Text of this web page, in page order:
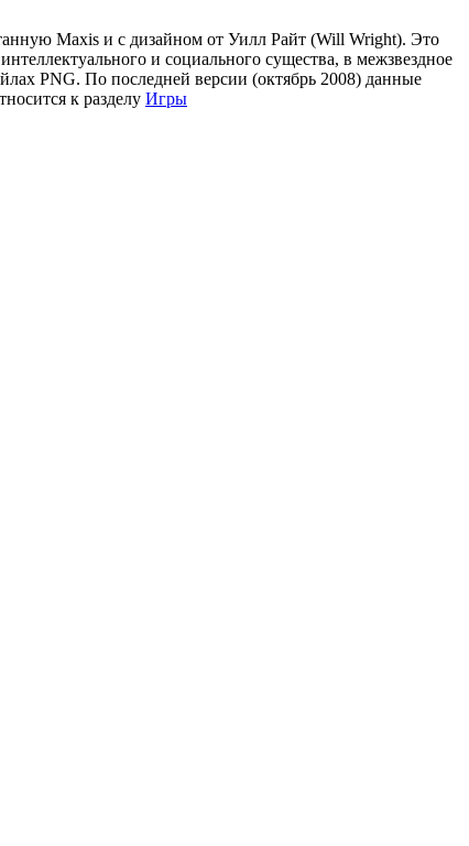
Maxis и с дизайном от Уилл Райт (Will Wright). Это
и социального существа, в межзвездное
PNG. По последней версии (октябрь 2008) данные
к разделу Игры